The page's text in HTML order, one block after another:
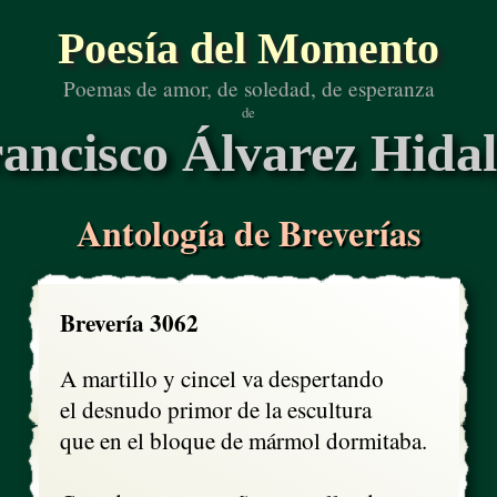
Poesía del Momento
Poemas de amor, de soledad, de esperanza
de
Álvarez
Antología de Breverías
Brevería 3062
A martillo y cincel va despertando
el desnudo primor de la escultura
que en el bloque de mármol dormitaba.